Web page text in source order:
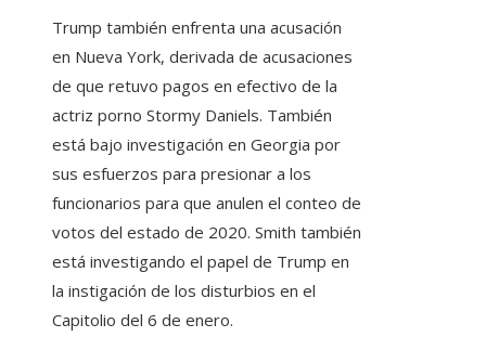
Trump también enfrenta una acusación
en Nueva York, derivada de acusaciones
de que retuvo pagos en efectivo de la
actriz porno Stormy Daniels. También
está bajo investigación en Georgia por
sus esfuerzos para presionar a los
funcionarios para que anulen el conteo de
votos del estado de 2020. Smith también
está investigando el papel de Trump en
la instigación de los disturbios en el
Capitolio del 6 de enero.